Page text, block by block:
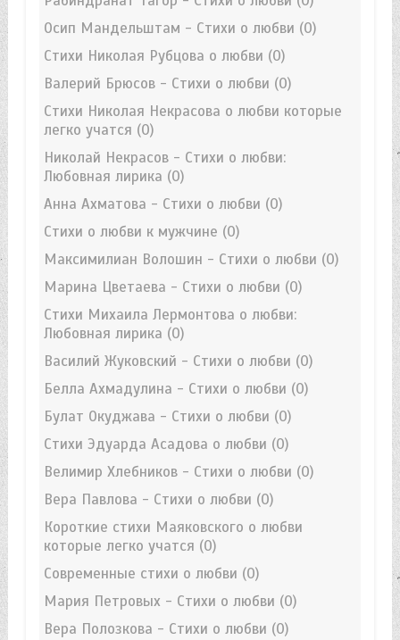
Осип Мандельштам - Стихи о любви (0)
Стихи Николая Рубцова о любви (0)
Валерий Брюсов - Стихи о любви (0)
Стихи Николая Некрасова о любви которые
легко учатся (0)
Николай Некрасов - Стихи о любви:
Любовная лирика (0)
Анна Ахматова - Стихи о любви (0)
Стихи о любви к мужчине (0)
Максимилиан Волошин - Стихи о любви (0)
Марина Цветаева - Стихи о любви (0)
Стихи Михаила Лермонтова о любви:
Любовная лирика (0)
Василий Жуковский - Стихи о любви (0)
Белла Ахмадулина - Стихи о любви (0)
Булат Окуджава - Стихи о любви (0)
Стихи Эдуарда Асадова о любви (0)
Велимир Хлебников - Стихи о любви (0)
Вера Павлова - Стихи о любви (0)
Короткие стихи Маяковского о любви
которые легко учатся (0)
Современные стихи о любви (0)
Мария Петровых - Стихи о любви (0)
Вера Полозкова - Стихи о любви (0)